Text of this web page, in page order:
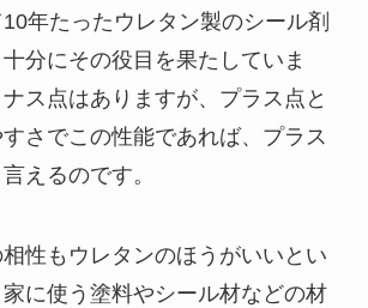
年たったウレタン製のシール剤
分にその役目を果たしていま
ス点はありますが、プラス点と
さでこの性能であれば、プラス
えるのです。
性もウレタンのほうがいいとい
に使う塗料やシール材などの材